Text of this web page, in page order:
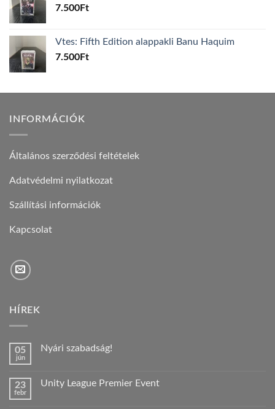
7.500Ft
Vtes: Fifth Edition alappakli Banu Haquim
7.500Ft
INFORMÁCIÓK
Általános szerződési feltételek
Adatvédelmi nyilatkozat
Szállítási információk
Kapcsolat
HÍREK
05
jún
Nyári szabadság!
Nyári
23
febr
Unity League Premier Event